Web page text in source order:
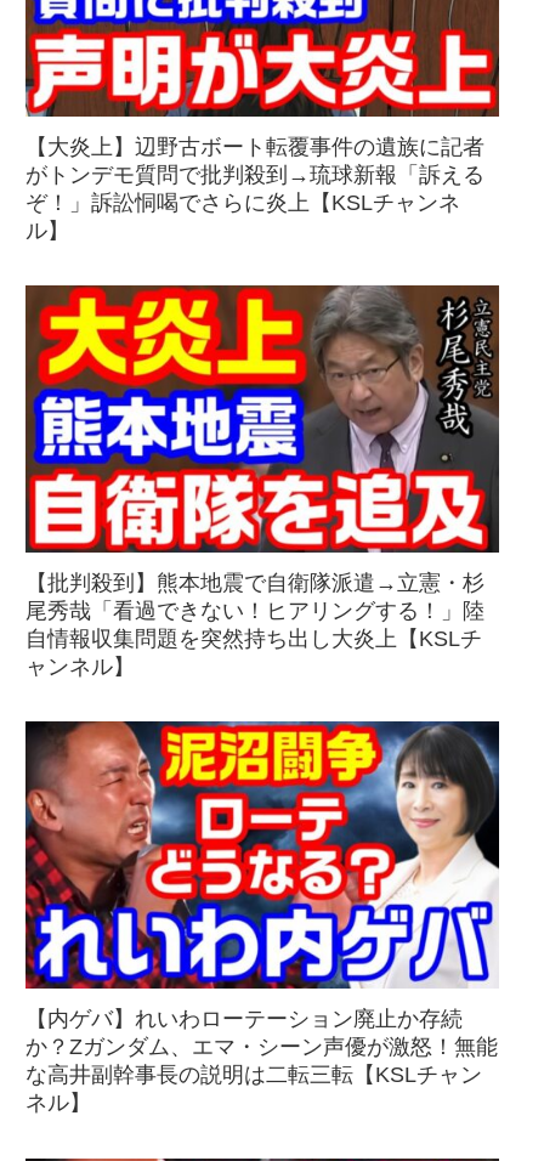
【大炎上】辺野古ボート転覆事件の遺族に記者
がトンデモ質問で批判殺到→琉球新報「訴える
ぞ！」訴訟恫喝でさらに炎上【KSLチャンネ
ル】
【批判殺到】熊本地震で自衛隊派遣→立憲・杉
尾秀哉「看過できない！ヒアリングする！」陸
自情報収集問題を突然持ち出し大炎上【KSLチ
ャンネル】
【内ゲバ】れいわローテーション廃止か存続
か？Zガンダム、エマ・シーン声優が激怒！無能
な高井副幹事長の説明は二転三転【KSLチャン
ネル】